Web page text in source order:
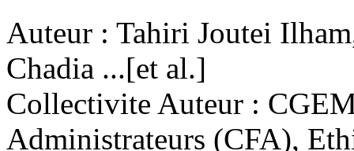
Auteur : Tahiri Joutei
Chadia ...[et al.]
Collectivite Auteur :
Administrateurs (CFA),